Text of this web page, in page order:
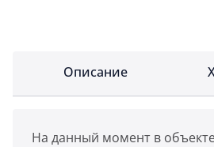
Описание
На данный момент в